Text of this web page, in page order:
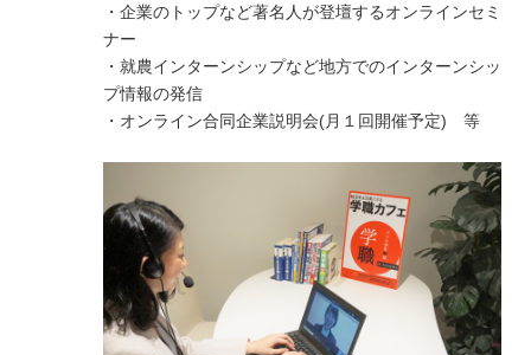
・企業のトップなど著名人が登壇するオンラインセミ
ナー
・就農インターンシップなど地方でのインターンシッ
プ情報の発信
・オンライン合同企業説明会(月１回開催予定) 等